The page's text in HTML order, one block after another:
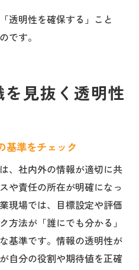
透明性を確保する」こと
です。
見抜く透明性
基準をチェック
、社内外の情報が適切に共
や責任の所在が明確になっ
現場では、目標設定や評価
方法が「誰にでも分かる」
基準です。情報の透明性が
自分の役割や期待値を正確